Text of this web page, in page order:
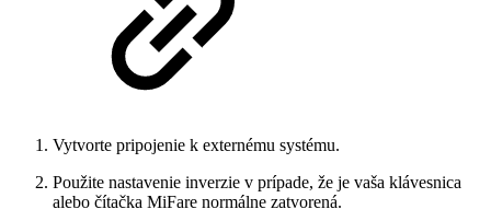
Vytvorte pripojenie k externému systému.
Použite nastavenie inverzie v prípade, že je vaša klávesnica
alebo čítačka MiFare normálne zatvorená.